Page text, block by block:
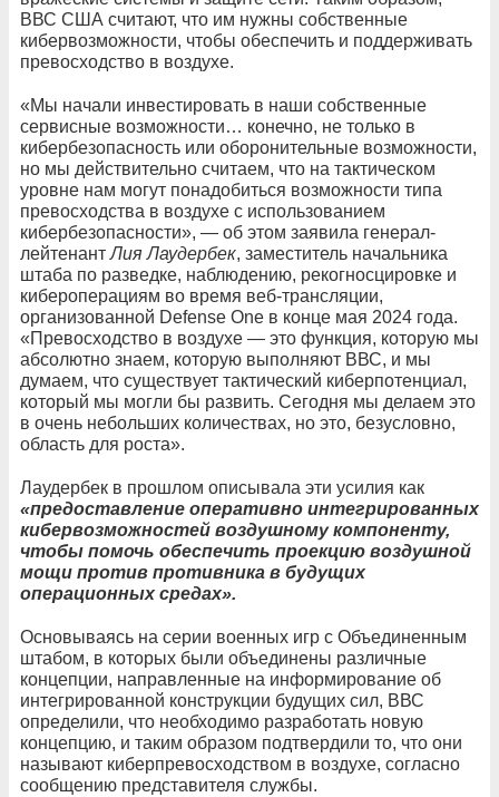
ВВС США считают, что им нужны собственные
кибервозможности, чтобы обеспечить и поддерживать
превосходство в воздухе.
«Мы начали инвестировать в наши собственные
сервисные возможности… конечно, не только в
кибербезопасность или оборонительные возможности,
но мы действительно считаем, что на тактическом
уровне нам могут понадобиться возможности типа
превосходства в воздухе с использованием
кибербезопасности», — об этом заявила генерал-
лейтенантЛия Лаудербек, заместитель начальника
штаба по разведке, наблюдению, рекогносцировке и
кибероперациям во время веб-трансляции,
организованной Defense One в конце мая 2024 года.
«Превосходство в воздухе — это функция, которую мы
абсолютно знаем, которую выполняют ВВС, и мы
думаем, что существует тактический киберпотенциал,
который мы могли бы развить. Сегодня мы делаем это
в очень небольших количествах, но это, безусловно,
область для роста».
Лаудербек в прошлом описывала эти усилия как
«предоставление оперативно интегрированных
кибервозможностей воздушному компоненту,
чтобы помочь обеспечить проекцию воздушной
мощи против противника в будущих
операционных средах».
Основываясь на серии военных игр с Объединенным
штабом, в которых были объединены различные
концепции, направленные на информирование об
интегрированной конструкции будущих сил, ВВС
определили, что необходимо разработать новую
концепцию, и таким образом подтвердили то, что они
называют киберпревосходством в воздухе, согласно
сообщению представителя службы.